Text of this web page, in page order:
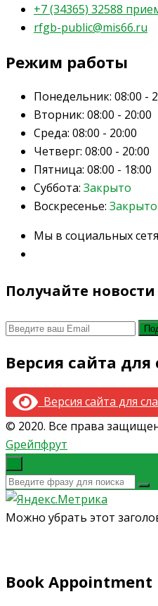
+7 (34365) 32588
rfgb-public@mis66.ru
Режим работы
Понедельник: 08:00 -
Вторник: 08:00 - 20:00
Среда: 08:00 - 20:00
Четверг: 08:00 - 20:00
Пятница: 08:00 - 18:00
Суббота: Закрыто
Воскресенье: Закрыто
Мы в социальных
Получайте
Версия сайта
Версия сайта для
© 2020. Все права
Gрейпфрут
Можно убрать этот
Book Appointment